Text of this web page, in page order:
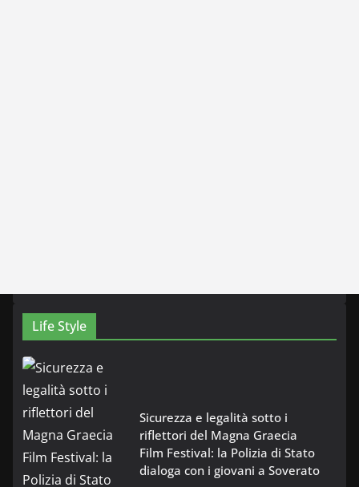
Life Style
Sicurezza e legalità sotto i
riflettori del Magna Graecia
Film Festival: la Polizia di Stato
dialoga con i giovani a Soverato